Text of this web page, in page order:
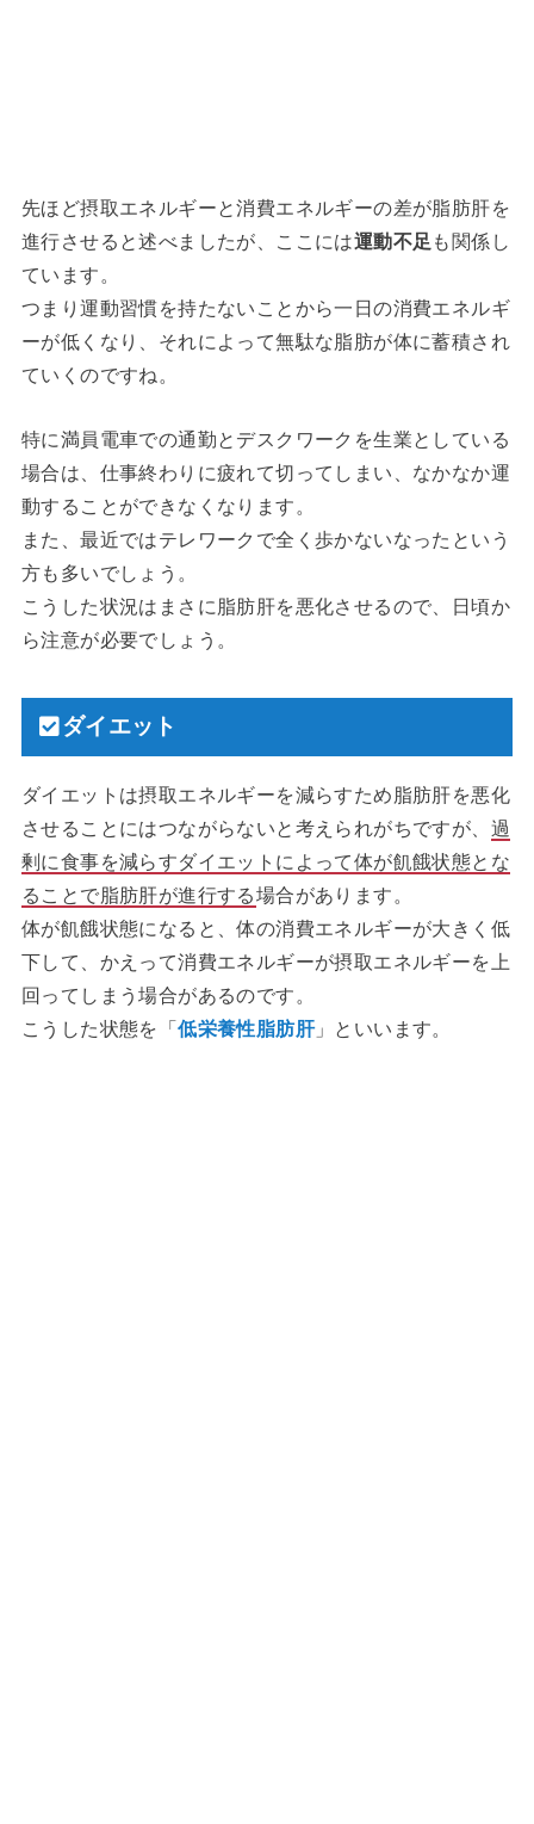
先ほど摂取エネルギーと消費エネルギーの差が脂肪肝を
進行させると述べましたが、ここには運動不足 も関係し
ています。
つまり運動習慣を持たないことから一日の消費エネルギ
ーが低くなり、それによって無駄な脂肪が体に蓄積され
ていくのですね。
特に満員電車での通勤とデスクワークを生業としている
場合は、仕事終わりに疲れて切ってしまい、なかなか運
動することができなくなります。
また、最近ではテレワークで全く歩かないなったという
方も多いでしょう。
こうした状況はまさに脂肪肝を悪化させるので、日頃か
ら注意が必要でしょう。
ダイエット
ダイエットは摂取エネルギーを減らすため脂肪肝を悪化
させることにはつながらないと考えられがちですが、 過
剰に食事を減らすダイエットによって体が飢餓状態とな
ることで脂肪肝が進行する場合があります。
体が飢餓状態になると、体の消費エネルギーが大きく低
下して、かえって消費エネルギーが摂取エネルギーを上
回ってしまう場合があるのです。
こうした状態を「低栄養性脂肪肝」といいます。